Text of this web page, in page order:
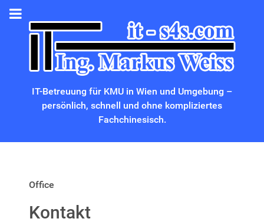
IT-Betreuung für KMU in Wien und Umgebung –
persönlich, schnell und ohne kompliziertes
Fachchinesisch.
Office
Kontakt